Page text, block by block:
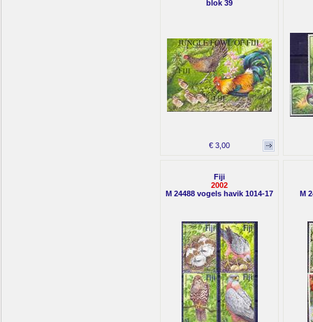
blok 39
€ 3,00
Fiji
2002
M 24488 vogels havik 1014-17
M